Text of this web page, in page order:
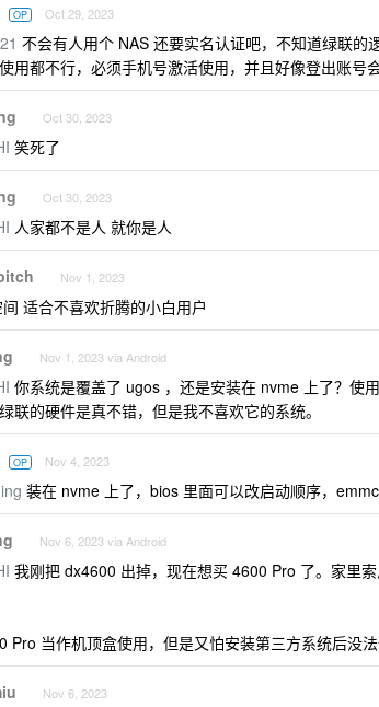
OP Oct 29, 2023
不会有人用个 NAS 还要实名认证吧，不知道绿联
用都不行，必须手机号激活使用，并且好像登出账号
Oct 30, 2023
笑死了
Oct 30, 2023
人家都不是人 就你是人
Nov 1, 2023
适合不喜欢折腾的小白用户
Nov 1, 2023 via Android
你系统是覆盖了 ugos ，还是安装在 nvme 上了？使
联的硬件是真不错，但是我不喜欢它的系统。
OP Nov 4, 2023
装在 nvme 上了，bios 里面可以改启动顺序，
Nov 6, 2023 via Android
我刚把 dx4600 出掉，现在想买 4600 Pro 了。家里
Pro 当作机顶盒使用，但是又怕安装第三方系统后没
Nov 6, 2023